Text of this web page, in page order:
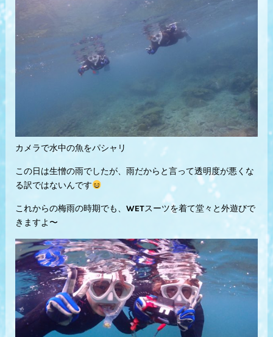
カメラで水中の魚をパシャリ
この日は生憎の雨でしたが、雨だからと言って透明度が悪くな
る訳ではないんです
これからの梅雨の時期でも、WETスーツを着て堂々と外遊びで
きますよ〜